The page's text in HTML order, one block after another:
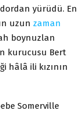
yürüdü. En
uzun zaman
boynuzlan
kurucusu Bert
hâlâ ili kızının
Somerville